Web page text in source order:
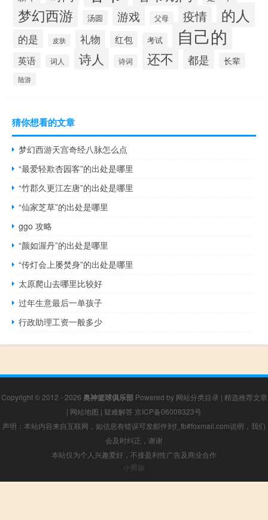
梦幻西游 汤圆 游戏 父母 疫情 的人
的是 皮肤 礼物 红包 考试 自己的
英语 词人 诗人 诗词 还不 都是 长辈
陆游
猜你想看的文章
梦幻西游天宫奇经八脉怎么点
“最爱轻欺杏园客”的出处是哪里
“竹郡久更江左唐”的出处是哪里
“仙家芝草”的出处是哪里
ggo 攻略
“颜如渥丹”的出处是哪里
“传灯会上屡焚身”的出处是哪里
太原爬山去哪里比较好
过年生意最后一单孩子
行政助理工资一般多少
Copyright © 2012 - 2026 奥神篮球俱乐部Powered by 网站分类目录 | 精选推荐文章
| 网站地图 | 疑难解答 京ICP备06009323号
声明：本站内容来自互联网，如信息有错误可发邮件到f_fb#foxmail.com说明，我们
会及时纠正，谢谢
本站仅为个人兴趣爱好，不接盈利性广告及商业合作
小男孩